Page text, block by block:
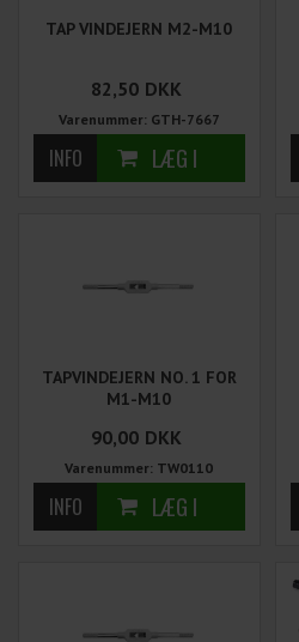
TAP VINDEJERN M2-M10
82,50 DKK
Varenummer: GTH-7667
TAPVINDEJERN NO. 1 FOR
M1-M10
90,00 DKK
Varenummer: TW0110